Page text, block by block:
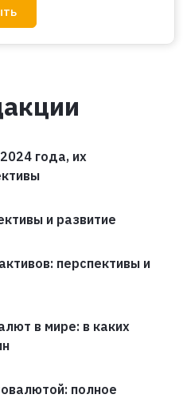
года, их
и развитие
перспективы и
в мире: в каких
полное